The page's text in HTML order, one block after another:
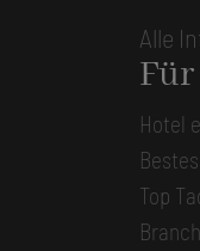
Alle
Hotel
Top